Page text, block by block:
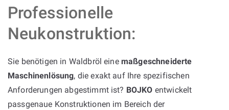
Professionelle
Neukonstruktion:
Sie benötigen in Waldbröl eine maßgeschneiderte
Maschinenlösung, die exakt auf Ihre spezifischen
Anforderungen abgestimmt ist? BOJKO entwickelt
passgenaue Konstruktionen im Bereich der